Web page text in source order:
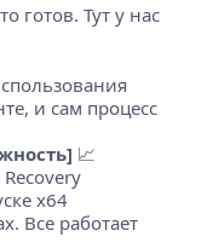
готов. Тут у нас
и сам процесс
📈
x64
Все работает